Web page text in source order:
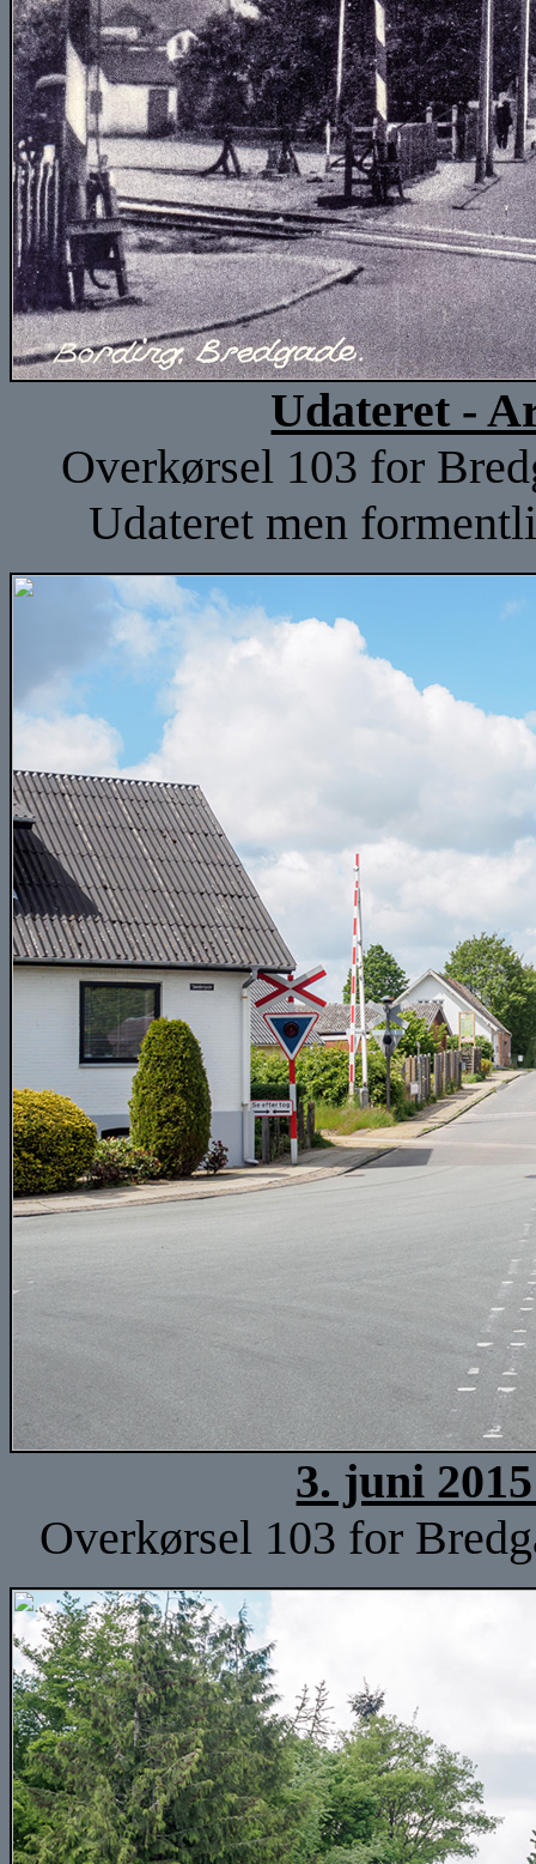
Udateret -
Overkørsel 103 for
Udateret men
3. juni
Overkørsel 103 for